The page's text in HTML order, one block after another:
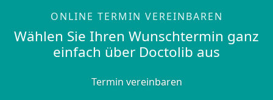
ONLINE TERMIN VEREINBAREN
Wählen Sie Ihren Wunschtermin ganz
einfach über Doctolib aus
Termin vereinbaren